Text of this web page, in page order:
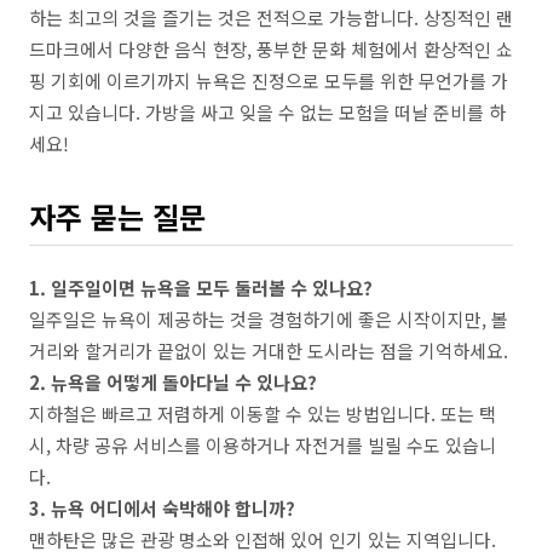
하는 최고의 것을 즐기는 것은 전적으로 가능합니다. 상징적인 랜
드마크에서 다양한 음식 현장, 풍부한 문화 체험에서 환상적인 쇼
핑 기회에 이르기까지 뉴욕은 진정으로 모두를 위한 무언가를 가
지고 있습니다. 가방을 싸고 잊을 수 없는 모험을 떠날 준비를 하
세요!
자주 묻는 질문
1. 일주일이면 뉴욕을 모두 둘러볼 수 있나요?
일주일은 뉴욕이 제공하는 것을 경험하기에 좋은 시작이지만, 볼
거리와 할거리가 끝없이 있는 거대한 도시라는 점을 기억하세요.
2. 뉴욕을 어떻게 돌아다닐 수 있나요?
지하철은 빠르고 저렴하게 이동할 수 있는 방법입니다. 또는 택
시, 차량 공유 서비스를 이용하거나 자전거를 빌릴 수도 있습니
다.
3. 뉴욕 어디에서 숙박해야 합니까?
맨하탄은 많은 관광 명소와 인접해 있어 인기 있는 지역입니다.